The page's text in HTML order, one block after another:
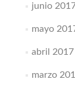
junio
mayo
abril 2017
marzo